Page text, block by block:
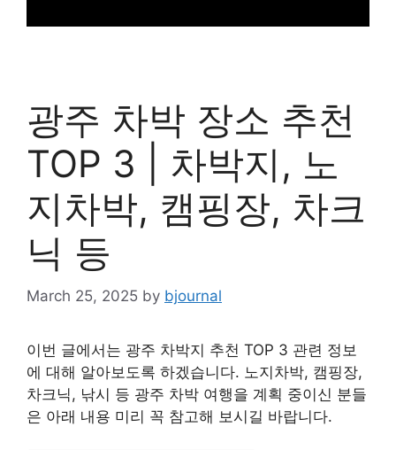
광주 차박 장소 추천
TOP 3 | 차박지, 노
지차박, 캠핑장, 차크
닉 등
March 25, 2025 by bjournal
이번 글에서는 광주 차박지 추천 TOP 3 관련 정보
에 대해 알아보도록 하겠습니다. 노지차박, 캠핑장,
차크닉, 낚시 등 광주 차박 여행을 계획 중이신 분들
은 아래 내용 미리 꼭 참고해 보시길 바랍니다.